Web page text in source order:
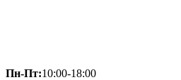
Пн-Пт:10:00-18:00